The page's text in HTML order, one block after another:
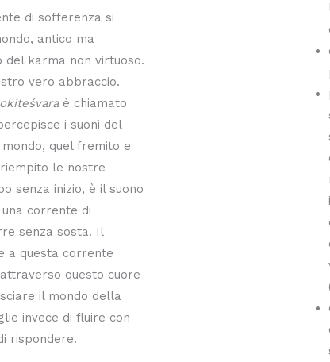
di sofferenza si
antico ma
del karma non virtuoso.
vero abbraccio.
è chiamato
i suoni del
quel fremito e
le nostre
senza inizio, è il suono
corrente di
senza sosta. Il
a questa corrente
questo cuore
il mondo della
invece di fluire con
rispondere.